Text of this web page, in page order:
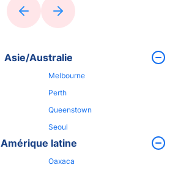
Asie/Australie
Melbourne
Perth
Queenstown
Seoul
Amérique latine
Oaxaca